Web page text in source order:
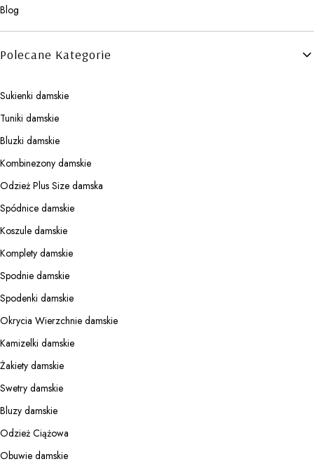
Blog
Polecane Kategorie
Sukienki damskie
Tuniki damskie
Bluzki damskie
Kombinezony damskie
Odzież Plus Size damska
Spódnice damskie
Koszule damskie
Komplety damskie
Spodnie damskie
Spodenki damskie
Okrycia Wierzchnie damskie
Kamizelki damskie
Żakiety damskie
Swetry damskie
Bluzy damskie
Odzież Ciążowa
Obuwie damskie